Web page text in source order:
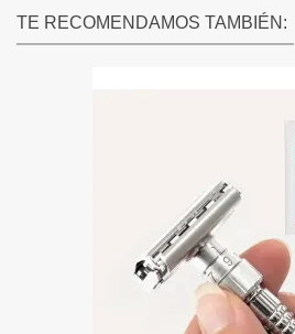
TE RECOMENDAMOS TAMBIÉN: